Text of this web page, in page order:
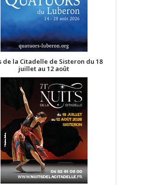
de la Citadelle de Sisteron du 18
juillet au 12 août